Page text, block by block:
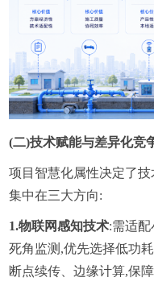
(二)技术赋能与差异化竞
项目智慧化属性决定了
集中在三大方向:
1.物联网感知技术:需适
死角监测,优先选择低功
断点续传、边缘计算,保